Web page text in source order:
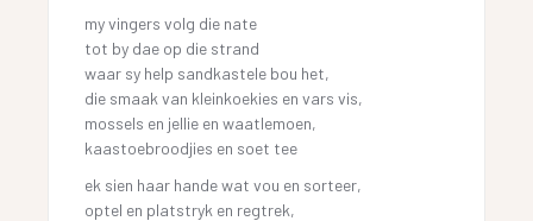
my vingers volg die nate
tot by dae op die strand
waar sy help sandkastele bou het,
die smaak van kleinkoekies en vars vis,
mossels en jellie en waatlemoen,
kaastoebroodjies en soet tee
ek sien haar hande wat vou en sorteer,
optel en platstryk en regtrek,